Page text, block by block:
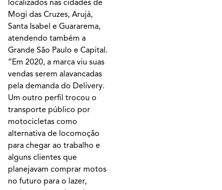
localizados nas cidades de
Mogi das Cruzes, Arujá,
Santa Isabel e Guararema,
atendendo também a
Grande São Paulo e Capital.
“Em 2020, a marca viu suas
vendas serem alavancadas
pela demanda do Delivery.
Um outro perfil trocou o
transporte público por
motocicletas como
alternativa de locomoção
para chegar ao trabalho e
alguns clientes que
planejavam comprar motos
no futuro para o lazer,